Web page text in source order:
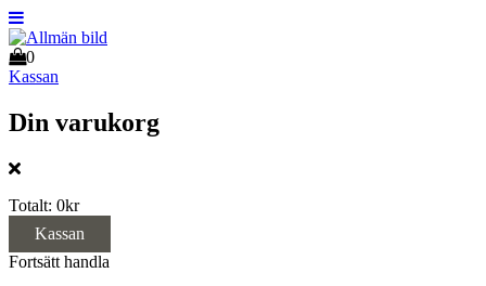
0
Kassan
Din varukorg
Totalt: 0kr
Kassan
Fortsätt handla